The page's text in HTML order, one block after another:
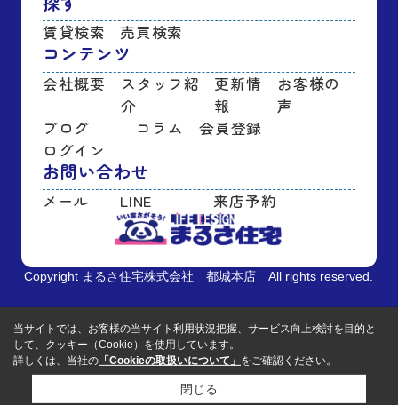
賃貸検索 売買検索
コンテンツ
会社概要
スタッフ紹
介
更新情
報
お客様の
声
ブログ
コラム
会員登録
ログイン
お問い合わせ
メール LINE 来店予約
Copyright まるさ住宅株式会社 都城本店 All rights reserved.
当サイトでは、お客様の当サイト利用状況把握、サービス向上検討を目的と
して、クッキー（Cookie）を使用しています。
詳しくは、当社の 「Cookieの取扱いについて」 をご確認ください。
閉じる